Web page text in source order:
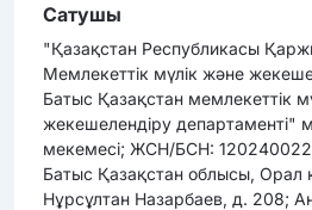
Сатушы
"Қазақстан Республикасы
Мемлекеттік мүлік және
Батыс Қазақстан мемлекеттік
жекешелендіру департаменті"
мекемесі; ЖСН/БСН:
Батыс Қазақстан облысы, Орал
Нұрсұлтан Назарбаев, д. 208;